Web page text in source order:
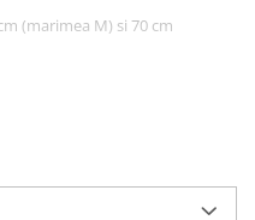
(marimea M) si 70 cm
usor, in functie de